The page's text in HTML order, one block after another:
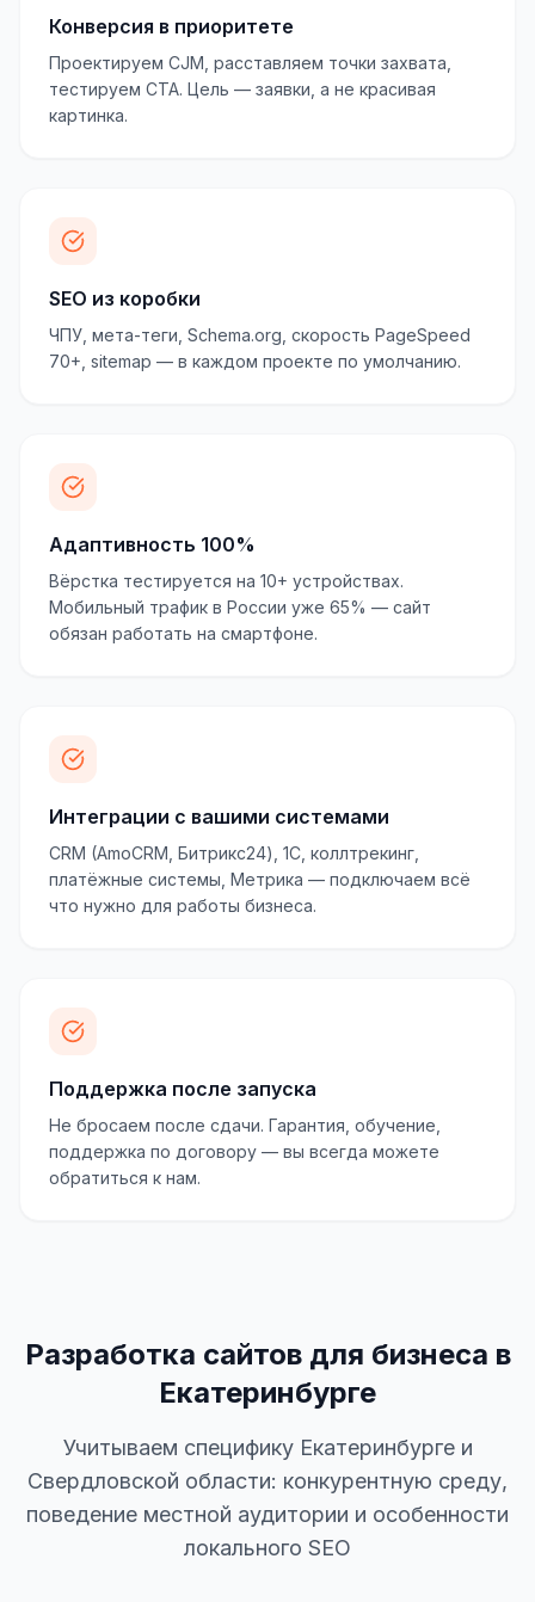
Конверсия в приоритете
Проектируем CJM, расставляем точки захвата,
тестируем CTA. Цель — заявки, а не красивая
картинка.
SEO из коробки
ЧПУ, мета-теги, Schema.org, скорость PageSpeed
70+, sitemap — в каждом проекте по умолчанию.
Адаптивность 100%
Вёрстка тестируется на 10+ устройствах.
Мобильный трафик в России уже 65% — сайт
обязан работать на смартфоне.
Интеграции с вашими системами
CRM (AmoCRM, Битрикс24), 1С, коллтрекинг,
платёжные системы, Метрика — подключаем всё
что нужно для работы бизнеса.
Поддержка после запуска
Не бросаем после сдачи. Гарантия, обучение,
поддержка по договору — вы всегда можете
обратиться к нам.
Разработка сайтов для бизнеса в
Екатеринбурге
Учитываем специфику Екатеринбурге и
Свердловской области: конкурентную среду,
поведение местной аудитории и особенности
локального SEO